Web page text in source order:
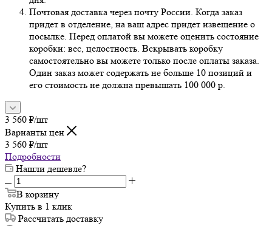
Почтовая доставка через почту России. Когда заказ
придет в отделение, на ваш адрес придет извещение о
посылке. Перед оплатой вы можете оценить состояние
коробки: вес, целостность. Вскрывать коробку
самостоятельно вы можете только после оплаты заказа.
Один заказ может содержать не больше 10 позиций и
его стоимость не должна превышать 100 000 р.
3 560 ₽/шт
Варианты цен
3 560 ₽/шт
Подробности
Нашли дешевле?
В корзину
Купить в 1 клик
Рассчитать доставку